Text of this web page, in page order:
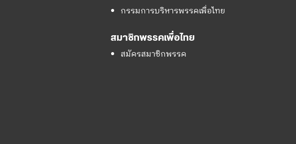
กรรมการบริหารพรรคเพื่อไทย
สมาชิกพรรคเพื่อไทย
สมัครสมาชิกพรรค